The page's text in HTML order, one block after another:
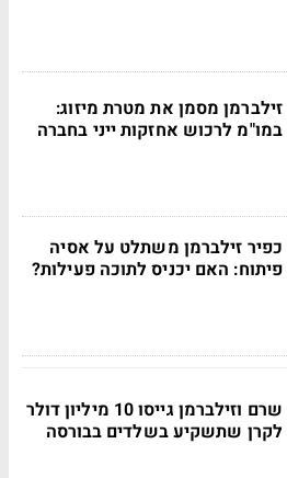
זילברמן מסמן את מטרת מיזוג:
במו"מ לרכוש אחזקות ייני בחברה
כפיר זילברמן משתלט על אסיה
פיתוח: האם יכניס לתוכה פעילות?
שרם וזילברמן גייסו 10 מיליון דולר
לקרן שתשקיע בשלדים בבורסה